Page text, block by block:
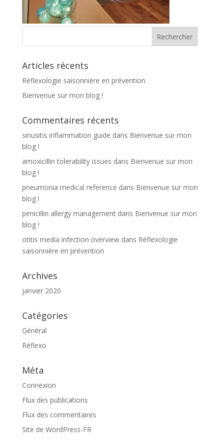
Articles récents
Réflexologie saisonnière en prévention
Bienvenue sur mon blog !
Commentaires récents
sinusitis inflammation guide dans Bienvenue sur mon
blog !
amoxicillin tolerability issues dans Bienvenue sur mon
blog !
pneumonia medical reference dans Bienvenue sur mon
blog !
penicillin allergy managementdans Bienvenue sur mon
blog !
otitis media infection overviewdans Réflexologie
saisonnière en prévention
Archives
janvier 2020
Catégories
Général
Réflexo
Méta
Connexion
Flux des publications
Flux des commentaires
Site de WordPress-FR